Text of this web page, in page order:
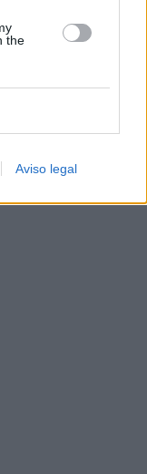
the
Aviso legal